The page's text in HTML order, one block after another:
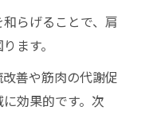
らげることで、肩
ます。
善や筋肉の代謝促
効果的です。次